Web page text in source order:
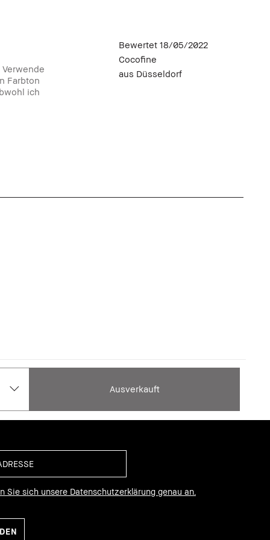
Bewertet 18/05/2022
Cocofine
aus Düsseldorf
Farbton
ich
Ausverkauft
Sie sich unsere Datenschutzerklärung genau an.